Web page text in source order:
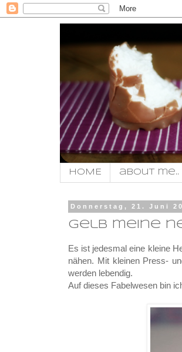
HOME about me..
Donnerstag, 21. Juni
gelb meine
Es ist jedesmal eine kleine
nähen. Mit kleinen Press-
werden lebendig.
Auf dieses Fabelwesen bin